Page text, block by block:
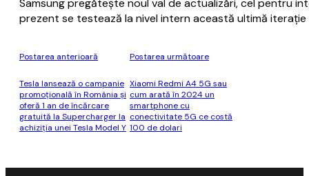
prezent se testează la nivel intern această ultimă
Postarea anterioară
Tesla lansează o campanie
promoţională în România şi
oferă 1 an de încărcare
gratuită la Supercharger la
achiziţia unei Tesla Model Y
Postarea următoare
Xiaomi Redmi A4 5G sau
cum arată în 2024 un
smartphone cu
conectivitate 5G ce costă
100 de dolari